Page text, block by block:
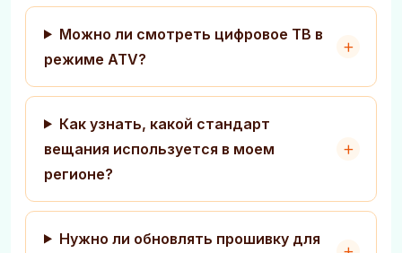
Можно ли смотреть цифровое ТВ в
режиме ATV?
Как узнать, какой стандарт
вещания используется в моем
регионе?
Нужно ли обновлять прошивку для